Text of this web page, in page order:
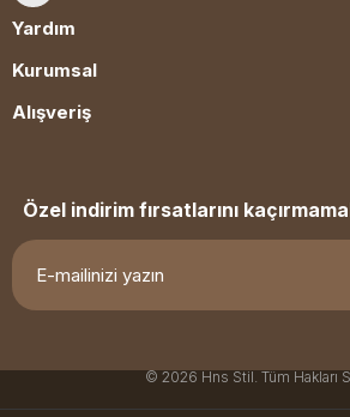
Yardım
Kurumsal
Alışveriş
Özel indirim fırsatlarını
© 2026 Hns Stil. Tüm Hakları